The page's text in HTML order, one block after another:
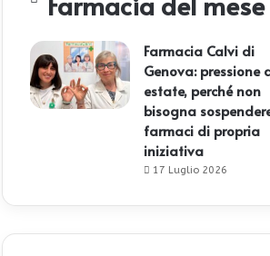
Farmacia Calvi di
Genova: pressione
estate, perché non
bisogna
farmaci di propria
iniziativa
17 Luglio 2026